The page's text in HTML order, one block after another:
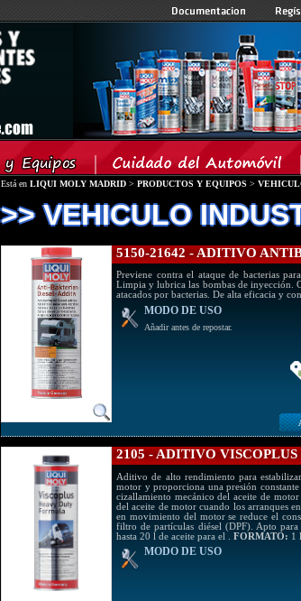
Está en LIQUI MOLY MADRID > PRODUCTOS Y EQUIPOS >
>> VEHICULO
5150-21642 - ADITIVO
Previene contra el ataque de bacterias
Limpia y lubrica las bombas de inyección.
atacados por bacterias. De alta eficacia y
MODO DE USO
Añadir antes de repostar.
2105 - ADITIVO
Aditivo de alto rendimiento para
motor y proporciona una presión
cizallamiento mecánico del aceite de
del aceite de motor cuando los arranques
en movimiento del motor se reduce el
filtro de partículas diésel (DPF). Apto
hasta 20 l de aceite para el . FORMATO: 1
MODO DE USO